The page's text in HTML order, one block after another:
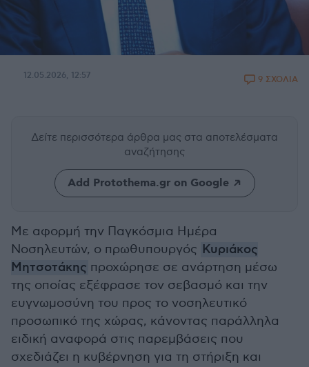
12.05.2026, 12:57 9 ΣΧΟΛΙΑ
Δείτε περισσότερα άρθρα μας στα αποτελέσματα
αναζήτησης
Add Protothema.gr on Google
Με αφορμή την Παγκόσμια Ημέρα
Νοσηλευτών, ο πρωθυπουργός Κυριάκος
Μητσοτάκης προχώρησε σε ανάρτηση μέσω
της οποίας εξέφρασε τον σεβασμό και την
ευγνωμοσύνη του προς το νοσηλευτικό
προσωπικό της χώρας, κάνοντας παράλληλα
ειδική αναφορά στις παρεμβάσεις που
σχεδιάζει η κυβέρνηση για τη στήριξη και